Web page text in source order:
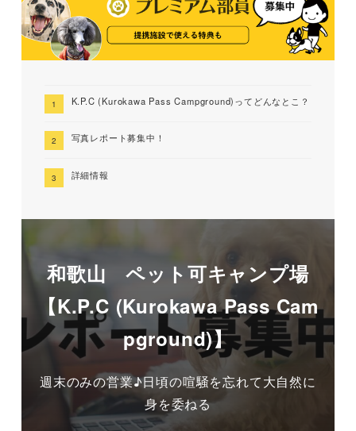
K.P.C (Kurokawa Pass Campground)ってどんなとこ？
写真レポート募集中！
詳細情報
和歌山 ペット可キャンプ場
【K.P.C (Kurokawa Pass Cam
pground)】
週末のみの営業♪日頃の喧騒を忘れて大自然に
身を委ねる